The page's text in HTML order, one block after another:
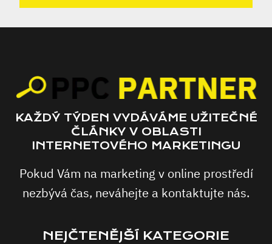
KAŽDÝ TÝDEN VYDÁVÁME UŽITEČNÉ
ČLÁNKY V OBLASTI
INTERNETOVÉHO MARKETINGU
Pokud Vám na marketing v online prostředí
nezbývá čas, neváhejte a kontaktujte nás.
NEJČTENĚJŠÍ KATEGORIE